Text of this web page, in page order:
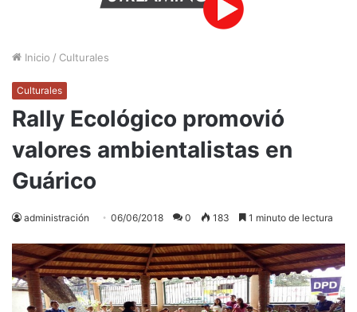
Inicio / Culturales
Culturales
Rally Ecológico promovió
valores ambientalistas en
Guárico
administración 06/06/2018 0 183 1 minuto de lectura